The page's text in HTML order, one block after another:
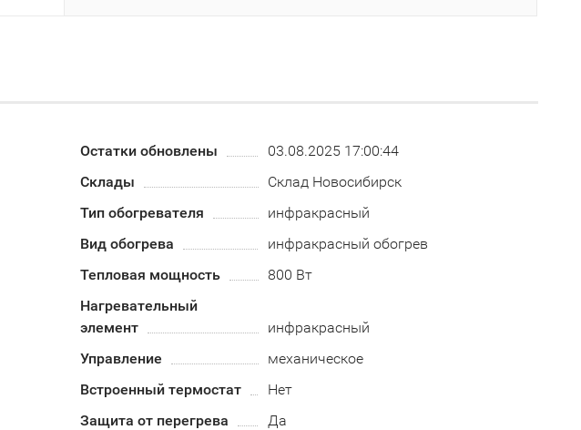
Остатки обновлены
03.08.2025 17:00:44
Склады
Склад Новосибирск
Тип обогревателя
инфракрасный
Вид обогрева
инфракрасный обогрев
Тепловая мощность
800 Вт
Нагревательный
элемент
инфракрасный
Управление
механическое
Встроенный термостат
Нет
Защита от перегрева
Да